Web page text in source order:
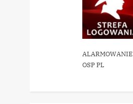
ALARMOWANIE
OSP PL